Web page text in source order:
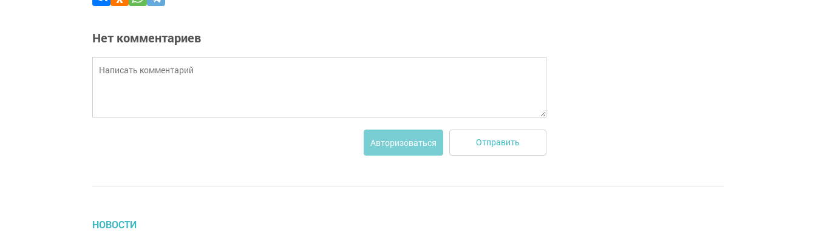
Нет комментариев
Авторизоваться Отправить
НОВОСТИ